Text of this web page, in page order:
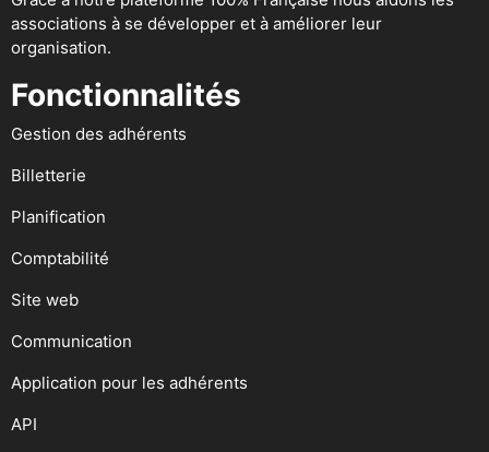
associations à se développer et à améliorer leur
organisation.
Fonctionnalités
Gestion des adhérents
Billetterie
Planification
Comptabilité
Site web
Communication
Application pour les adhérents
API